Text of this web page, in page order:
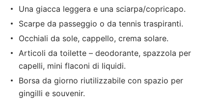
Una giacca leggera e una sciarpa/copricapo.
Scarpe da passeggio o da tennis traspiranti.
Occhiali da sole, cappello, crema solare.
Articoli da toilette – deodorante, spazzola per
capelli, mini flaconi di liquidi.
Borsa da giorno riutilizzabile con spazio per
gingilli e souvenir.